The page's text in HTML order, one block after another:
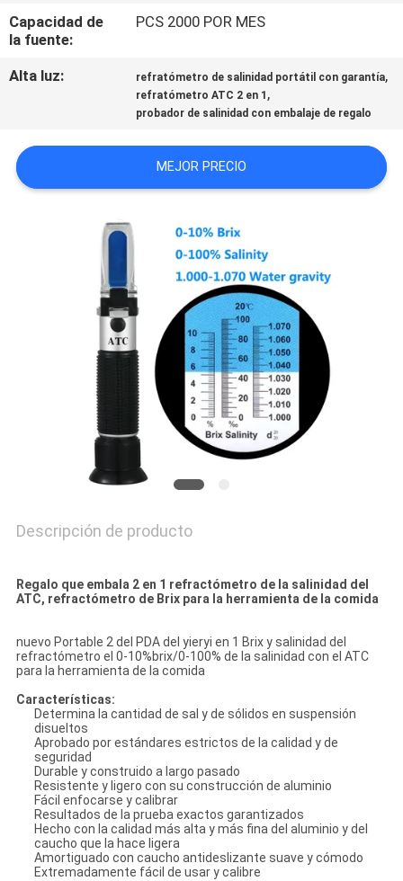
TODOS
LOS
CASOS
SITEMAP
PRIVACY
Capacidad de
la fuente:
PCS 2000 POR MES
Alta luz: refratómetro de salinidad portátil con garantía,
refratómetro ATC 2 en 1 ,
probador de salinidad con embalaje de regalo
MEJOR PRECIO
Descripción de producto
Regalo que embala 2 en 1 refractómetro de la salinidad del
ATC, refractómetro de Brix para la herramienta de la comida
nuevo Portable 2 del PDA del yieryi en 1 Brix y salinidad del
refractómetro el 0-10%brix/0-100% de la salinidad con el ATC
para la herramienta de la comida
Características:
Determina la cantidad de sal y de sólidos en suspensión
disueltos
Aprobado por estándares estrictos de la calidad y de
seguridad
Durable y construido a largo pasado
Resistente y ligero con su construcción de aluminio
Fácil enfocarse y calibrar
Resultados de la prueba exactos garantizados
Hecho con la calidad más alta y más fina del aluminio y del
caucho que la hace ligera
Amortiguado con caucho antideslizante suave y cómodo
Extremadamente fácil de usar y calibre